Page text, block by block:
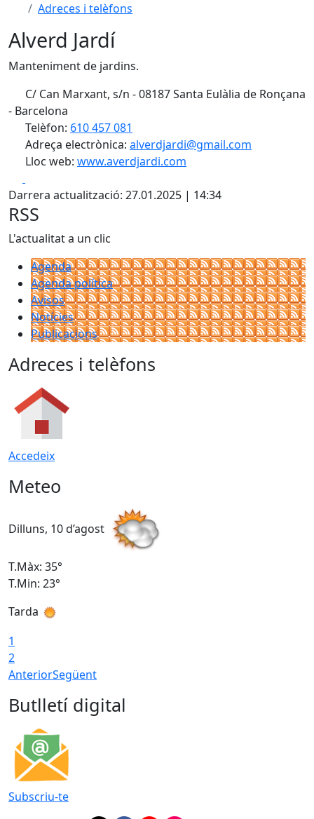
Adreces i telèfons
Alverd Jardí
Manteniment de jardins.
C/ Can Marxant, s/n - 08187 Santa Eulàlia de Ronçana
- Barcelona
Telèfon: 610 457 081
Adreça electrònica: alverdjardi@gmail.com
Lloc web: www.averdjardi.com
Darrera actualització: 27.01.2025 | 14:34
RSS
L'actualitat a un clic
Agenda
Agenda política
Avisos
Notícies
Publicacions
Adreces i telèfons
Accedeix
Meteo
Dilluns, 10 d’agost
T.Màx: 35°
T.Min: 23°
Tarda
1
2
AnteriorSegüent
Butlletí digital
Subscriu-te